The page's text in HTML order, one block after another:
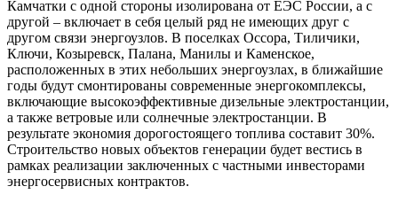
Камчатки с одной стороны изолирована от ЕЭС России, а с
другой – включает в себя целый ряд не имеющих друг с
другом связи энергоузлов. В поселках Оссора, Тиличики,
Ключи, Козыревск, Палана, Манилы и Каменское,
расположенных в этих небольших энергоузлах, в ближайшие
годы будут смонтированы современные энергокомплексы,
включающие высокоэффективные дизельные электростанции,
а также ветровые или солнечные электростанции. В
результате экономия дорогостоящего топлива составит 30%.
Строительство новых объектов генерации будет вестись в
рамках реализации заключенных с частными инвесторами
энергосервисных контрактов.